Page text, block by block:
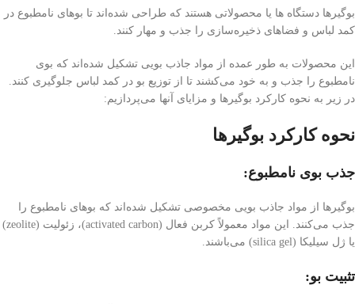
بوگیرها دستگاه ها یا محصولاتی هستند که طراحی شده‌اند تا بوهای نامطبوع در
کمد لباس و فضاهای ذخیره‌سازی را جذب و مهار کنند.
این محصولات به طور عمده از مواد جاذب بویی تشکیل شده‌اند که بوی
نامطبوع را جذب و به خود می‌کشند تا از توزیع بو در کمد لباس جلوگیری کنند.
در زیر به نحوه کارکرد بوگیرها و مزایای آنها می‌پردازیم:
نحوه کارکرد بوگیرها
جذب بوی نامطبوع:
بوگیرها از مواد جاذب بویی مخصوصی تشکیل شده‌اند که بوهای نامطبوع را
جذب می‌کنند. این مواد معمولاً کربن فعال (activated carbon)، زئولیت (zeolite)
یا ژل سیلیکا (silica gel) می‌باشند.
تثبیت بو: